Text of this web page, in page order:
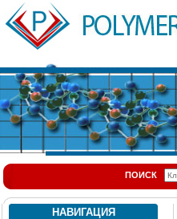
ПОИСК
НАВИГАЦИЯ